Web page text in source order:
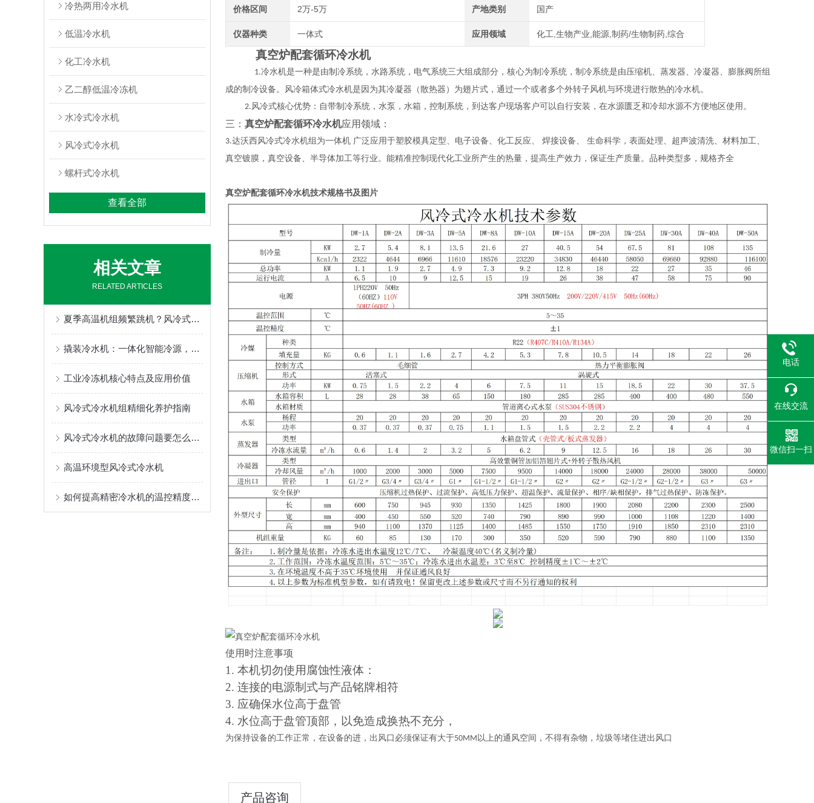
冷热两用冷水机
低温冷水机
化工冷水机
乙二醇低温冷冻机
水冷式冷水机
风冷式冷水机
螺杆式冷水机
查看全部
相关文章
RELATED ARTICLES
夏季高温机组频繁跳机？风冷式冷水机降温保养技巧
撬装冷水机：一体化智能冷源，即装即用
工业冷冻机核心特点及应用价值
风冷式冷水机组精细化养护指南
风冷式冷水机的故障问题要怎么解决
高温环境型风冷式冷水机
如何提高精密冷水机的温控精度以保证设备性能
价格区间 2万-5万 产地类别 国产
仪器种类 一体式 应用领域 化工,生物产业,能源,制药/生物制药,综合
真空炉配套循环冷水机
1.冷水机是一种是由制冷系统，水路系统，电气系统三大组成部分，核心为制冷系统，制冷系统是由压缩机、蒸发器、冷凝器、膨胀阀所组
成的制冷设备。风冷箱体式冷水机是因为其冷凝器（散热器）为翅片式，通过一个或者多个外转子风机与环境进行散热的冷水机。
2. 风冷式核心优势：自带制冷系统，水泵，水箱，控制系统，到达客户现场客户可以自行安装，在水源匮乏和冷却水源不方便地区使用。
三： 真空炉配套循环冷水机应用领域：
3.达沃西风冷式冷水机组为一体机 广泛应用于塑胶模具定型、电子设备、化工反应、 焊接设备、 生命科学，表面处理、超声波清洗、材料加工、
真空镀膜，真空设备、半导体加工等行业。能精准控制现代化工业所产生的热量，提高生产效力，保证生产质量。品种类型多，规格齐全
真空炉配套循环冷水机技术规格书及图片
使用时注意事项
1. 本机切勿使用腐蚀性液体：
2. 连接的电源制式与产品铭牌相符
3. 应确保水位高于盘管
4. 水位高于盘管顶部，以免造成换热不充分，
为保持设备的工作正常，在设备的进，出风口必须保证有大于50MM 以上的通风空间，不得有杂物，垃圾等堵住进出风口
产品咨询
电话
在线交流
微信扫一扫